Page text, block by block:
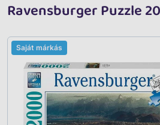
Ravensburger Puzzle
Saját márkás